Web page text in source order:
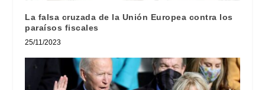
La falsa cruzada de la Unión Europea contra los
paraísos fiscales
25/11/2023